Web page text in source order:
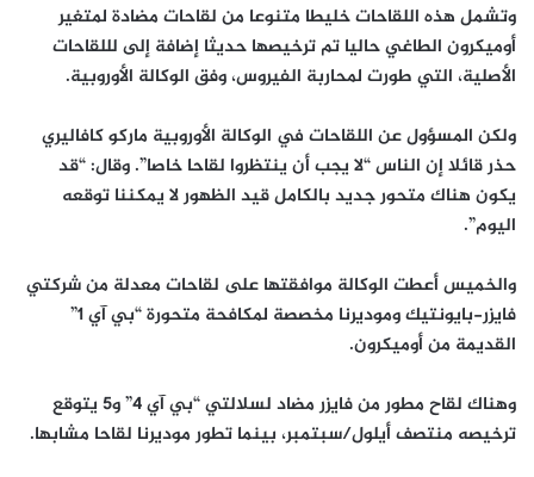
وتشمل هذه اللقاحات خليطا متنوعا من لقاحات مضادة لمتغير
أوميكرون الطاغي حاليا تم ترخيصها حديثا إضافة إلى لللقاحات
الأصلية، التي طورت لمحاربة الفيروس، وفق الوكالة الأوروبية.
ولكن المسؤول عن اللقاحات في الوكالة الأوروبية ماركو كافاليري
حذر قائلا إن الناس “لا يجب أن ينتظروا لقاحا خاصا”. وقال: “قد
يكون هناك متحور جديد بالكامل قيد الظهور لا يمكننا توقعه
اليوم”.
والخميس أعطت الوكالة موافقتها على لقاحات معدلة من شركتي
فايزر-بايونتيك وموديرنا مخصصة لمكافحة متحورة “بي آي 1”
القديمة من أوميكرون.
وهناك لقاح مطور من فايزر مضاد لسلالتي “بي آي 4” و5 يتوقع
ترخيصه منتصف أيلول/سبتمبر، بينما تطور موديرنا لقاحا مشابها.